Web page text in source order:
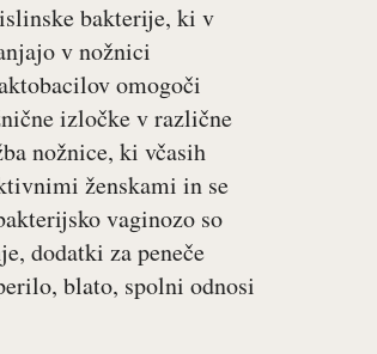
bakterije, ki v
v nožnici
omogoči
izločke v različne
nožnice, ki včasih
ženskami in se
vaginozo so
dodatki za peneče
blato, spolni odnosi